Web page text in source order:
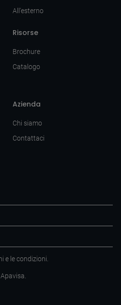
All'esterno
Risorse
Brochure
Catalogo
Azienda
Chi siamo
Contattaci
e le condizioni